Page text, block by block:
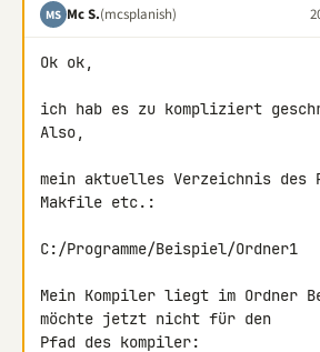
MS Mc S.(mcsplanish)
Ok ok,
ich hab es zu kompliziert
Also,
mein aktuelles Verzeichnis des
Makfile etc.:
C:/Programme/Beispiel/Ordner1
Mein Kompiler liegt im Ordner
möchte jetzt nicht für den
Pfad des kompiler: